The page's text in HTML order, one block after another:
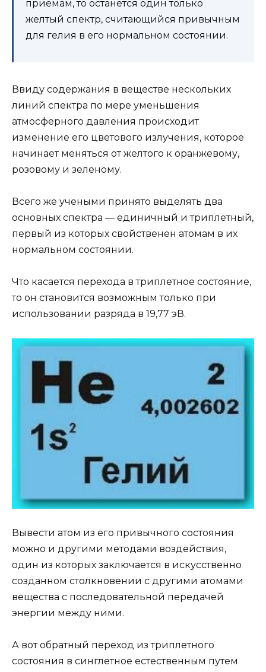
приемам, то останется один только
желтый спектр, считающийся привычным
для гелия в его нормальном состоянии.
Ввиду содержания в веществе нескольких
линий спектра по мере уменьшения
атмосферного давления происходит
изменение его цветового излучения, которое
начинает меняться от желтого к оранжевому,
розовому и зеленому.
Всего же учеными принято выделять два
основных спектра — единичный и триплетный,
первый из которых свойственен атомам в их
нормальном состоянии.
Что касается перехода в триплетное состояние,
то он становится возможным только при
использовании разряда в 19,77 эВ.
Вывести атом из его привычного состояния
можно и другими методами воздействия,
один из которых заключается в искусственно
созданном столкновении с другими атомами
вещества с последовательной передачей
энергии между ними.
А вот обратный переход из триплетного
состояния в синглетное естественным путем